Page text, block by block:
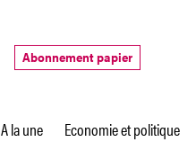
Abonnement papier
A la une Economie et politique